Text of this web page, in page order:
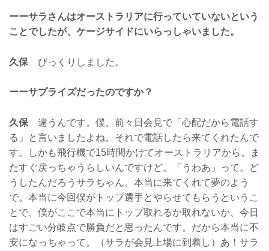
ーーサラさんはオーストラリアに行っていていないという
ことでしたが、ケージサイドにいらっしゃいました。
久保 びっくりしました。
ーーサプライズだったのですか？
久保 違うんです。僕、前々日会見で「心配だから電話す
る」と言いましたよね。それで電話したら来てくれたんで
す。しかも飛行機で15時間かけてオーストラリアから。ま
たすぐ戻っちゃうらしいんですけど。「うわあ」って。ど
うしたんだろうサラちゃん。本当に来てくれて夢のよう
で。本当に今回僕がトップ選手とやらせてもらうというこ
とで、僕がここで本当にトップ取れるか取れないか、今日
はすごい分岐点で勝負だと思ったんです。だから本当に不
安になっちゃって。（サラが会見上場に到着し）あ！サラ